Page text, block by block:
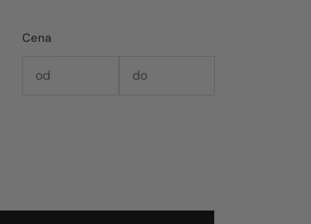
Cena